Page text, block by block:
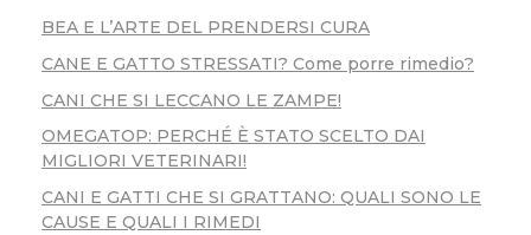
BEA E L’ARTE DEL PRENDERSI CURA
CANE E GATTO STRESSATI? Come porre rimedio?
CANI CHE SI LECCANO LE ZAMPE!
OMEGATOP: PERCHÉ È STATO SCELTO DAI
MIGLIORI VETERINARI!
CANI E GATTI CHE SI GRATTANO: QUALI SONO LE
CAUSE E QUALI I RIMEDI